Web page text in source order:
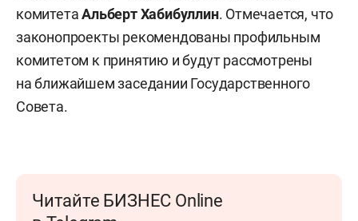
комитетаАльберт Хабибуллин. Отмечается, что
законопроекты рекомендованы профильным
комитетом к принятию и будут рассмотрены
на ближайшем заседании Государственного
Совета.
Читайте БИЗНЕС Online